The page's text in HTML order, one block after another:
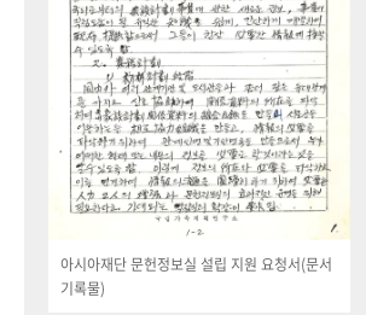
아시아재단 문헌정보실 설립 지원 요청서(문서
기록물)